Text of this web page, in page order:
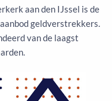
aan den IJssel is de
geldverstrekkers.
van de laagst